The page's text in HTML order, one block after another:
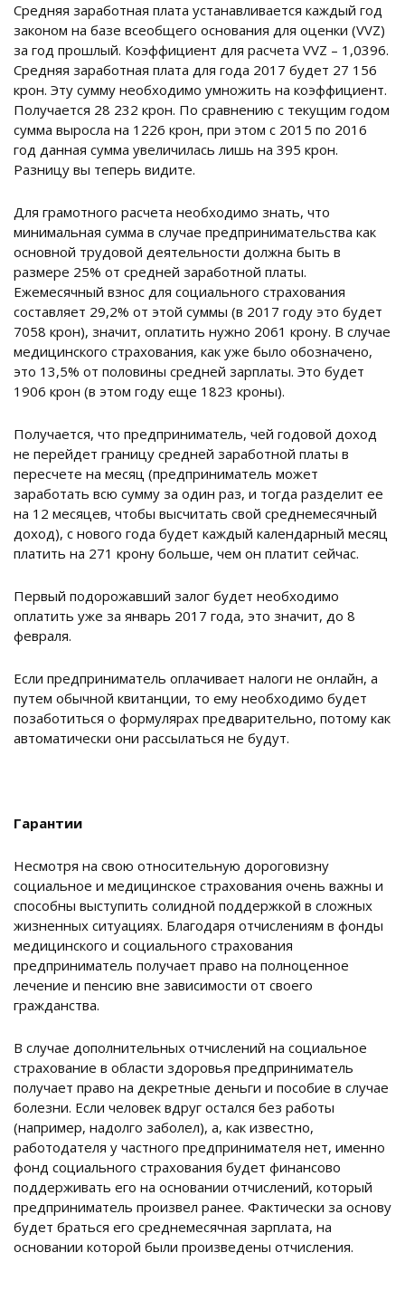
Средняя заработная плата устанавливается каждый год
законом на базе всеобщего основания для оценки (VVZ)
за год прошлый. Коэффициент для расчета VVZ – 1,0396.
Средняя заработная плата для года 2017 будет 27 156
крон. Эту сумму необходимо умножить на коэффициент.
Получается 28 232 крон. По сравнению с текущим годом
сумма выросла на 1226 крон, при этом с 2015 по 2016
год данная сумма увеличилась лишь на 395 крон.
Разницу вы теперь видите.
Для грамотного расчета необходимо знать, что
минимальная сумма в случае предпринимательства как
основной трудовой деятельности должна быть в
размере 25% от средней заработной платы.
Ежемесячный взнос для социального страхования
составляет 29,2% от этой суммы (в 2017 году это будет
7058 крон), значит, оплатить нужно 2061 крону. В случае
медицинского страхования, как уже было обозначено,
это 13,5% от половины средней зарплаты. Это будет
1906 крон (в этом году еще 1823 кроны).
Получается, что предприниматель, чей годовой доход
не перейдет границу средней заработной платы в
пересчете на месяц (предприниматель может
заработать всю сумму за один раз, и тогда разделит ее
на 12 месяцев, чтобы высчитать свой среднемесячный
доход), с нового года будет каждый календарный месяц
платить на 271 крону больше, чем он платит сейчас.
Первый подорожавший залог будет необходимо
оплатить уже за январь 2017 года, это значит, до 8
февраля.
Если предприниматель оплачивает налоги не онлайн, а
путем обычной квитанции, то ему необходимо будет
позаботиться о формулярах предварительно, потому как
автоматически они рассылаться не будут.
Гарантии
Несмотря на свою относительную дороговизну
социальное и медицинское страхования очень важны и
способны выступить солидной поддержкой в сложных
жизненных ситуациях. Благодаря отчислениям в фонды
медицинского и социального страхования
предприниматель получает право на полноценное
лечение и пенсию вне зависимости от своего
гражданства.
В случае дополнительных отчислений на социальное
страхование в области здоровья предприниматель
получает право на декретные деньги и пособие в случае
болезни. Если человек вдруг остался без работы
(например, надолго заболел), а, как известно,
работодателя у частного предпринимателя нет, именно
фонд социального страхования будет финансово
поддерживать его на основании отчислений, который
предприниматель произвел ранее. Фактически за основу
будет браться его среднемесячная зарплата, на
основании которой были произведены отчисления.